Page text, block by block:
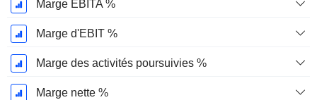
Marge EBITA %
Marge d'EBIT %
Marge des activités poursuivies %
Marge nette %